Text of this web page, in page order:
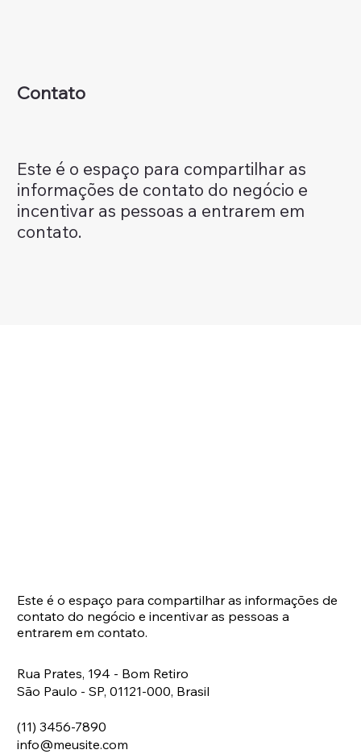
Contato
Este é o espaço para compartilhar as
informações de contato do negócio e
incentivar as pessoas a entrarem em
contato.
Este é o espaço para compartilhar as informações de
contato do negócio e incentivar as pessoas a
entrarem em contato.
Rua Prates, 194 - Bom Retiro
São Paulo - SP, 01121-000, Brasil
(11) 3456-7890
info@meusite.com